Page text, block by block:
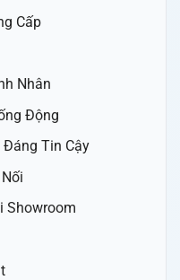
Cấp
Nhân
Động
Đáng Tin Cậy
Showroom